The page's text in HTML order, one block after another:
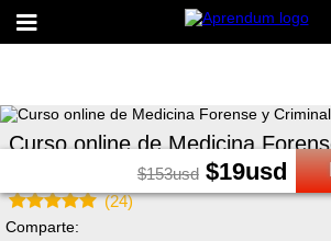
$153usd $19usd
Curso online de Medicina
Criminalística
(24)
Comparte: